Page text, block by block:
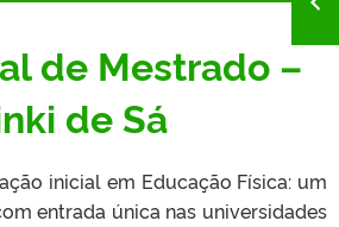
de Mestrado –
de Sá
inicial em Educação Física: um
entrada única nas universidades